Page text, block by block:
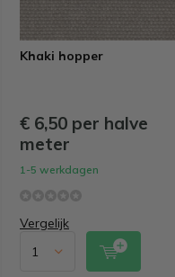
Khaki hopper
€ 6,50 per halve
meter
1-5 werkdagen
Vergelijk